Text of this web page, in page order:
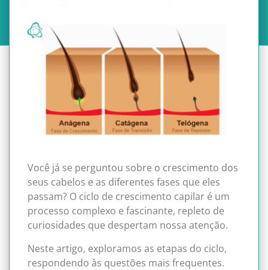
Você já se perguntou sobre o crescimento dos
seus cabelos e as diferentes fases que eles
passam? O ciclo de crescimento capilar é um
processo complexo e fascinante, repleto de
curiosidades que despertam nossa atenção.
Neste artigo, exploramos as etapas do ciclo,
respondendo às questões mais frequentes.